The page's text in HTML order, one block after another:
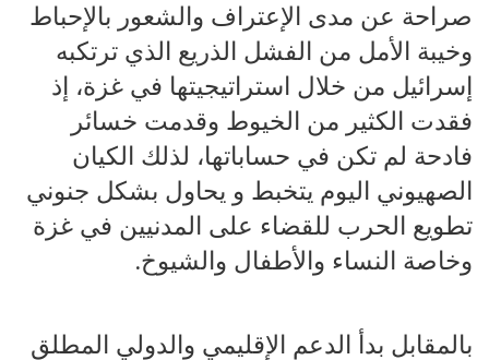
صراحة عن مدى الإعتراف والشعور بالإحباط
وخيبة الأمل من الفشل الذريع الذي ترتكبه
إسرائيل من خلال استراتيجيتها في غزة، إذ
فقدت الكثير من الخيوط وقدمت خسائر
فادحة لم تكن في حساباتها، لذلك الكيان
الصهيوني اليوم يتخبط و يحاول بشكل جنوني
تطويع الحرب للقضاء على المدنيين في غزة
وخاصة النساء والأطفال والشيوخ.
بالمقابل بدأ الدعم الإقليمي والدولي المطلق